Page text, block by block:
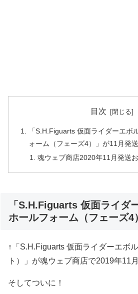
目次
「S.H.Figuarts 仮面ライダーエボ
ォーム（フェーズ4）」が11月発送
魂ウェブ商店2020年11月発送
「S.H.Figuarts 仮面ライダ
ホールフォーム（フェーズ4
↑「S.H.Figuarts 仮面ライダーエボ
ト）」が魂ウェブ商店で2019年11
そしてついに！